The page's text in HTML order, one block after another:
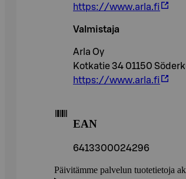
https://www.arla.fi
Valmistaja
Arla Oy
Kotkatie 34 01150
https://www.arla.fi
EAN
6413300024296
Päivitämme palvelun tuotetietoja